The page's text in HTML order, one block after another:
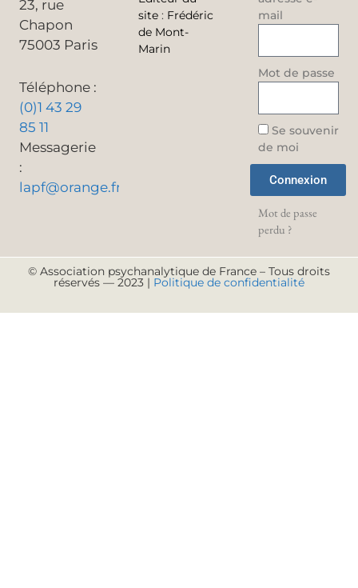
23, rue
Chapon
75003 Paris
Téléphone :
(0)1 43 29
85 11
Messagerie
:
lapf@orange.fr
site : Frédéric
de Mont-
Marin
mail
Mot de passe
Se souvenir
de moi
Connexion
Mot de passe
perdu ?
© Association psychanalytique de France – Tous droits
réservés — 2023 | Politique de confidentialité